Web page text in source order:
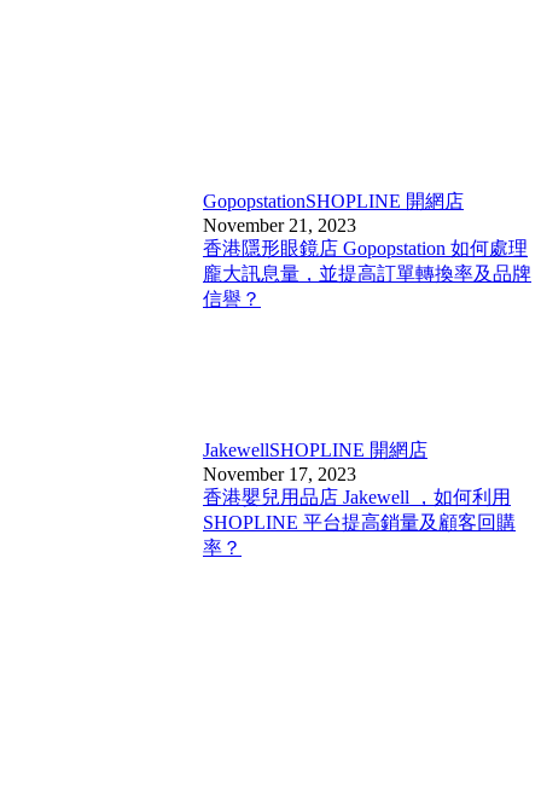
GopopstationSHOPLINE 開網店
November 21, 2023
香港隱形眼鏡店 Gopopstation 如何處理
龐大訊息量，並提高訂單轉換率及品牌
信譽？
JakewellSHOPLINE 開網店
November 17, 2023
香港嬰兒用品店 Jakewell ，如何利用
SHOPLINE 平台提高銷量及顧客回購
率？